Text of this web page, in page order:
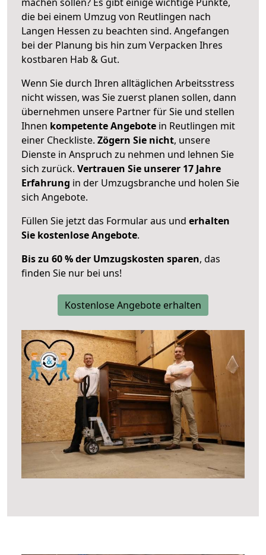
die bei einem Umzug von Reutlingen nach
Langen Hessen zu beachten sind. Angefangen
bei der Planung bis hin zum Verpacken Ihres
kostbaren Hab & Gut.
Wenn Sie durch Ihren alltäglichen Arbeitsstress
nicht wissen, was Sie zuerst planen sollen, dann
übernehmen unsere Partner für Sie und stellen
Ihnen kompetente Angebote in Reutlingen mit
einer Checkliste. Zögern Sie nicht, unsere
Dienste in Anspruch zu nehmen und lehnen Sie
sich zurück. Vertrauen Sie unserer 17 Jahre
Erfahrung in der Umzugsbranche und holen Sie
sich Angebote.
Füllen Sie jetzt das Formular aus und erhalten
Sie kostenlose Angebote.
Bis zu 60 % der Umzugskosten sparen, das
finden Sie nur bei uns!
Kostenlose Angebote erhalten